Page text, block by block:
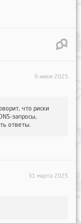
9 июня 2025
что риски
запросы,
ответы.
31 марта 2025